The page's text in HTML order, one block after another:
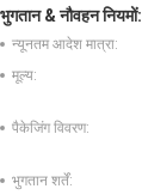
भुगतान & नौवहन नियमों:
न्यूनतम आदेश मात्रा:
मूल्य:
पैकेजिंग विवरण:
भुगतान शर्तें: